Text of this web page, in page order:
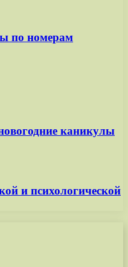
по номерам
каникулы
и психологической